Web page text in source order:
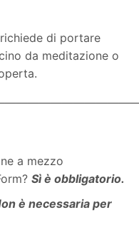
di portare
da meditazione o
a mezzo
Sì è obbligatorio.
è necessaria per